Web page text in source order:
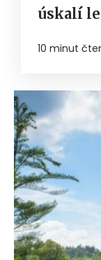
úskalí
10 minut